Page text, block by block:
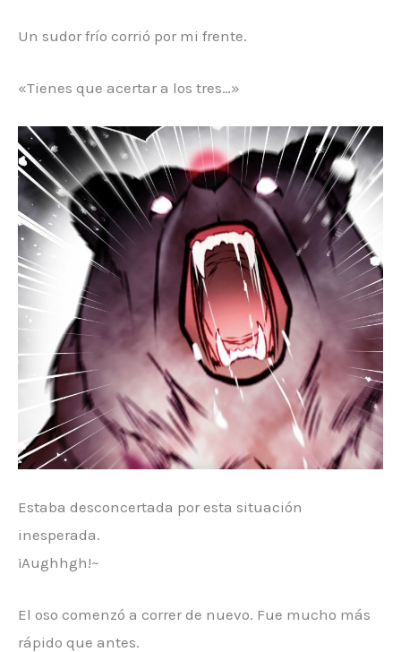
Un sudor frío corrió por mi frente.
«Tienes que acertar a los tres…»
Estaba desconcertada por esta situación
inesperada.
¡Aughhgh!~
El oso comenzó a correr de nuevo. Fue mucho más
rápido que antes.